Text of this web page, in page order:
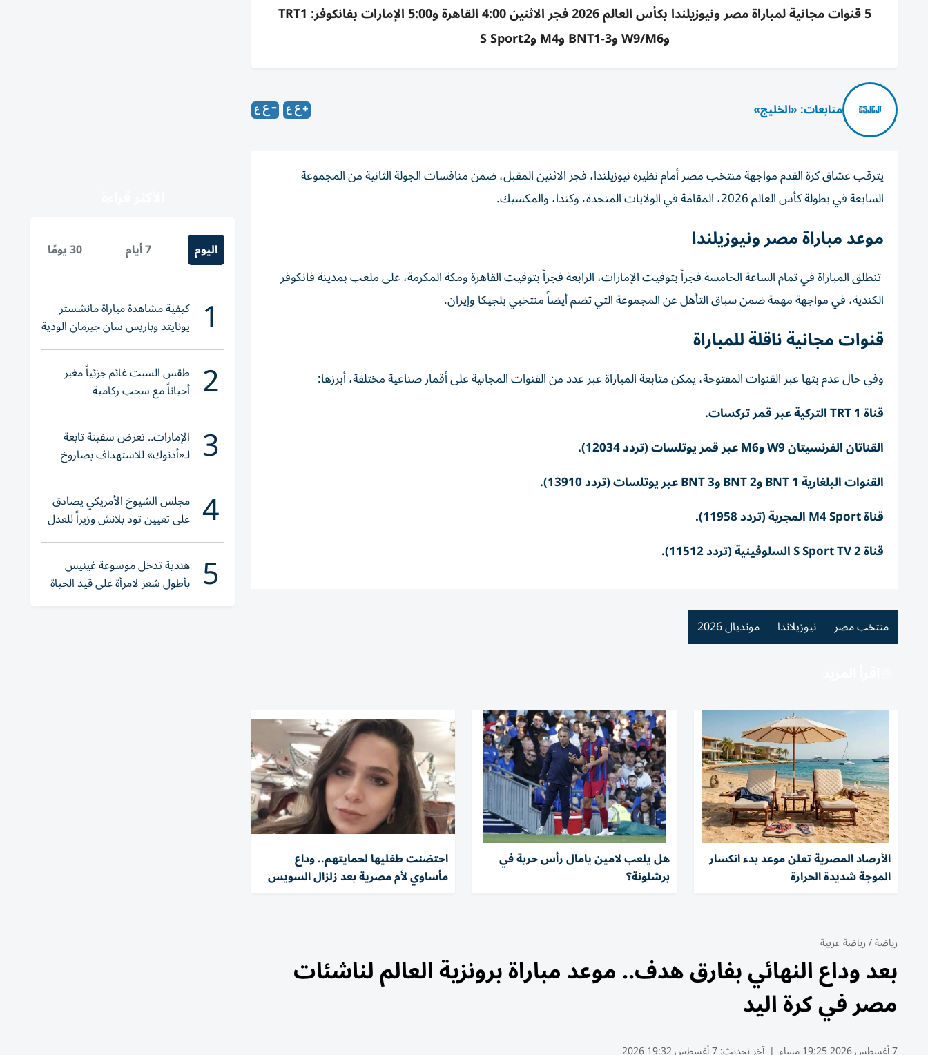
5 قنوات مجانية لمباراة مصر ونيوزيلندا بكأس العالم 2026 فجر الاثنين 4:00 القاهرة و5:00 الإمارات بفانكوفر: TRT1
وW9/M6 وBNT1-3 وM4 وS Sport2
متابعات: «الخليج»
يترقب عشاق كرة القدم مواجهة منتخب مصر أمام نظيره نيوزيلندا، فجر الاثنين المقبل، ضمن منافسات الجولة الثانية من المجموعة
السابعة في بطولة كأس العالم 2026، المقامة في الولايات المتحدة، وكندا، والمكسيك.
موعد مباراة مصر ونيوزيلندا
تنطلق المباراة في تمام الساعة الخامسة فجراً بتوقيت الإمارات، الرابعة فجراً بتوقيت القاهرة ومكة المكرمة، على ملعب بمدينة فانكوفر
الكندية، في مواجهة مهمة ضمن سباق التأهل عن المجموعة التي تضم أيضاً منتخبي بلجيكا وإيران.
قنوات مجانية ناقلة للمباراة
وفي حال عدم بثها عبر القنوات المفتوحة، يمكن متابعة المباراة عبر عدد من القنوات المجانية على أقمار صناعية مختلفة، أبرزها:
قناة TRT 1 التركية عبر قمر تركسات.
القناتان الفرنسيتان W9 وM6 عبر قمر يوتلسات (تردد 12034).
القنوات البلغارية BNT 1 وBNT 2 وBNT 3 عبر يوتلسات (تردد 13910).
قناة M4 Sport المجرية (تردد 11958).
قناة S Sport TV 2 السلوفينية (تردد 11512).
منتخب مصر نيوزيلاندا مونديال 2026
الأرصاد المصرية تعلن موعد بدء انكسار
الموجة شديدة الحرارة
هل يلعب لامين يامال رأس حربة في
برشلونة؟
احتضنت طفليها لحمايتهم.. وداع
مأساوي لأم مصرية بعد زلزال السويس
رياضة/رياضة عربية
بعد وداع النهائي بفارق هدف.. موعد مباراة برونزية العالم لناشئات
مصر في كرة اليد
اليوم 7 أيام 30 يومًا
1 كيفية مشاهدة مباراة مانشستر
يونايتد وباريس سان جيرمان الودية
والقنوات الناقلة
2 طقس السبت غائم جزئياً مغبر
أحياناً مع سحب ركامية
3 الإمارات.. تعرض سفينة تابعة
لـ«أدنوك» للاستهداف بصاروخ
أثناء عبورها «هرمز»
4 مجلس الشيوخ الأمريكي يصادق
على تعيين تود بلانش وزيراً للعدل
5 هندية تدخل موسوعة غينيس
بأطول شعر لامرأة على قيد الحياة